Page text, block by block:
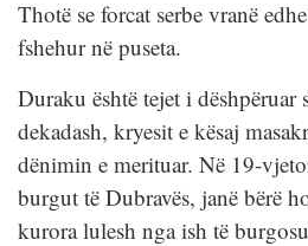
Thotë se forcat serbe vranë
fshehur në puseta.
Duraku është tejet i dëshpëruar
dekadash, kryesit e kësaj
dënimin e merituar. Në 19-
burgut të Dubravës, janë bërë
kurora lulesh nga ish të